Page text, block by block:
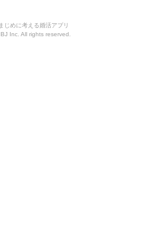
じめに考える婚活アプリ
Inc. All rights reserved.